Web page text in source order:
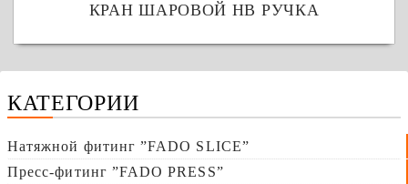
КРАН ШАРОВОЙ НВ РУЧКА
КАТЕГОРИИ
Натяжной фитинг ”FADO SLICE”
Пресс-фитинг ”FADO PRESS”